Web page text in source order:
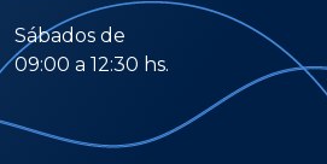
Sábados de
09:00 a 12:30 hs.